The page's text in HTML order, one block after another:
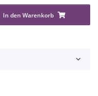
In den Warenkorb